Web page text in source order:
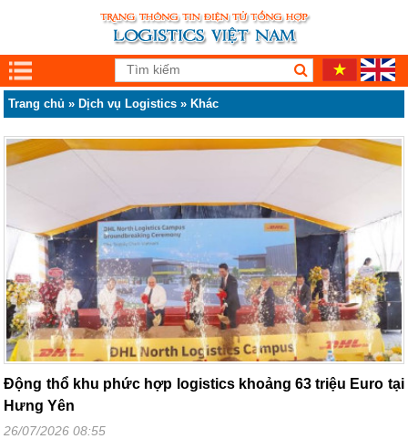
Trang chủ » Dịch vụ Logistics » Khác
Động thổ khu phức hợp logistics khoảng 63 triệu Euro tại
Hưng Yên
26/07/2026 08:55